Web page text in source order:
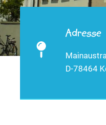
Adresse
D-78464